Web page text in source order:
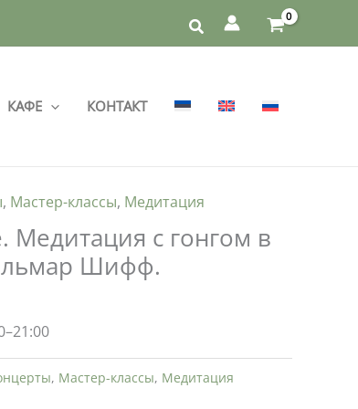
КАФЕ КОНТАКТ
, Мастер-классы, Медитация
Медитация с гонгом в
Шифф.
, Мастер-классы, Медитация